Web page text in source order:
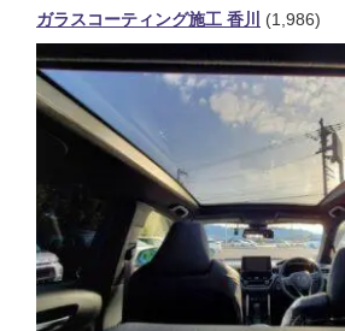
ガラスコーティング施工 香川
(1,986)